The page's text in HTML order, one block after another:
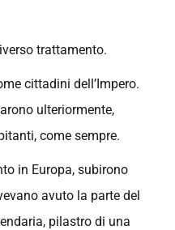
trattamento.
cittadini dell’Impero.
ulteriormente,
come sempre.
in Europa, subirono
avuto la parte del
pilastro di una